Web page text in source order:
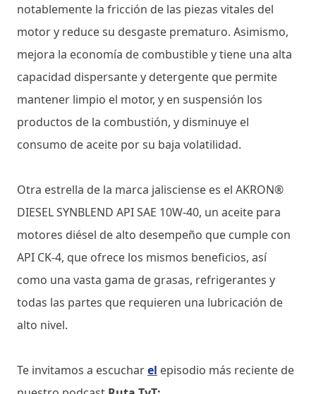
notablemente la fricción de las piezas vitales del
motor y reduce su desgaste prematuro. Asimismo,
mejora la economía de combustible y tiene una alta
capacidad dispersante y detergente que permite
mantener limpio el motor, y en suspensión los
productos de la combustión, y disminuye el
consumo de aceite por su baja volatilidad.
Otra estrella de la marca jalisciense es el AKRON®
DIESEL SYNBLEND API SAE 10W-40, un aceite para
motores diésel de alto desempeño que cumple con
API CK-4, que ofrece los mismos beneficios, así
como una vasta gama de grasas, refrigerantes y
todas las partes que requieren una lubricación de
alto nivel.
Te invitamos a escucharel episodio más reciente de